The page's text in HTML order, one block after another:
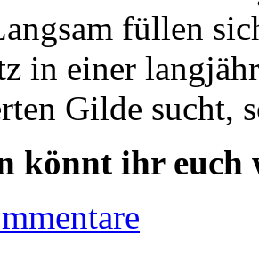
füllen
in einer
Gilde sucht,
könnt ihr